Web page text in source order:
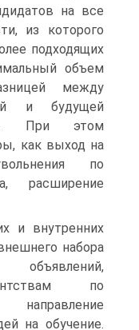
на все
из которого
подходящих
объем
между
и будущей
При этом
как выход на
по
расширение
и внутренних
набора
объявлений,
по
на обучение.